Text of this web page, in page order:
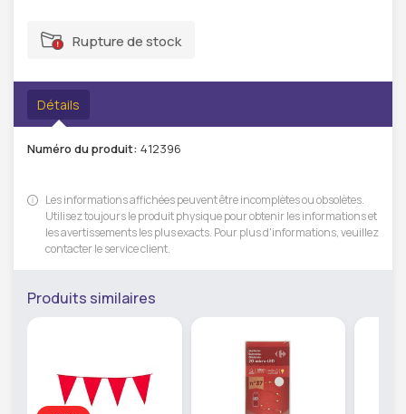
Rupture de stock
Détails
Numéro du produit: 412396
Les informations affichées peuvent être incomplètes ou obsolètes.
Utilisez toujours le produit physique pour obtenir les informations et
les avertissements les plus exacts. Pour plus d'informations, veuillez
contacter le service client.
Produits similaires